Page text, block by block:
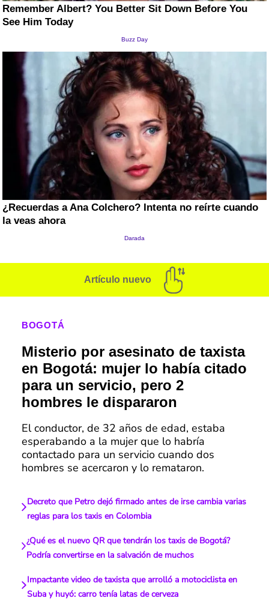
Artículo nuevo
BOGOTÁ
Misterio por asesinato de taxista
en Bogotá: mujer lo había citado
para un servicio, pero 2
hombres le dispararon
El conductor, de 32 años de edad, estaba
esperabando a la mujer que lo habría
contactado para un servicio cuando dos
hombres se acercaron y lo remataron.
Decreto que Petro dejó firmado antes de irse cambia varias
reglas para los taxis en Colombia
¿Qué es el nuevo QR que tendrán los taxis de Bogotá?
Podría convertirse en la salvación de muchos
Impactante video de taxista que arrolló a motociclista en
Suba y huyó: carro tenía latas de cerveza